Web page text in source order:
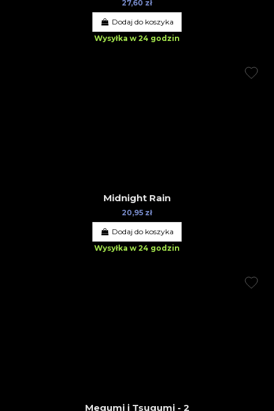
27,60 zł
Dodaj do koszyka
Wysyłka w 24 godzin
Midnight Rain
20,95 zł
Dodaj do koszyka
Wysyłka w 24 godzin
Megumi i Tsugumi - 2